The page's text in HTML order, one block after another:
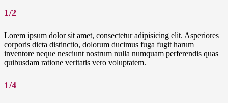
1/2
Lorem ipsum dolor sit amet, consectetur adipisicing elit. Asperiores
corporis dicta distinctio, dolorum ducimus fuga fugit harum
inventore neque nesciunt nostrum nulla numquam perferendis quas
quibusdam ratione veritatis vero voluptatem.
1/4